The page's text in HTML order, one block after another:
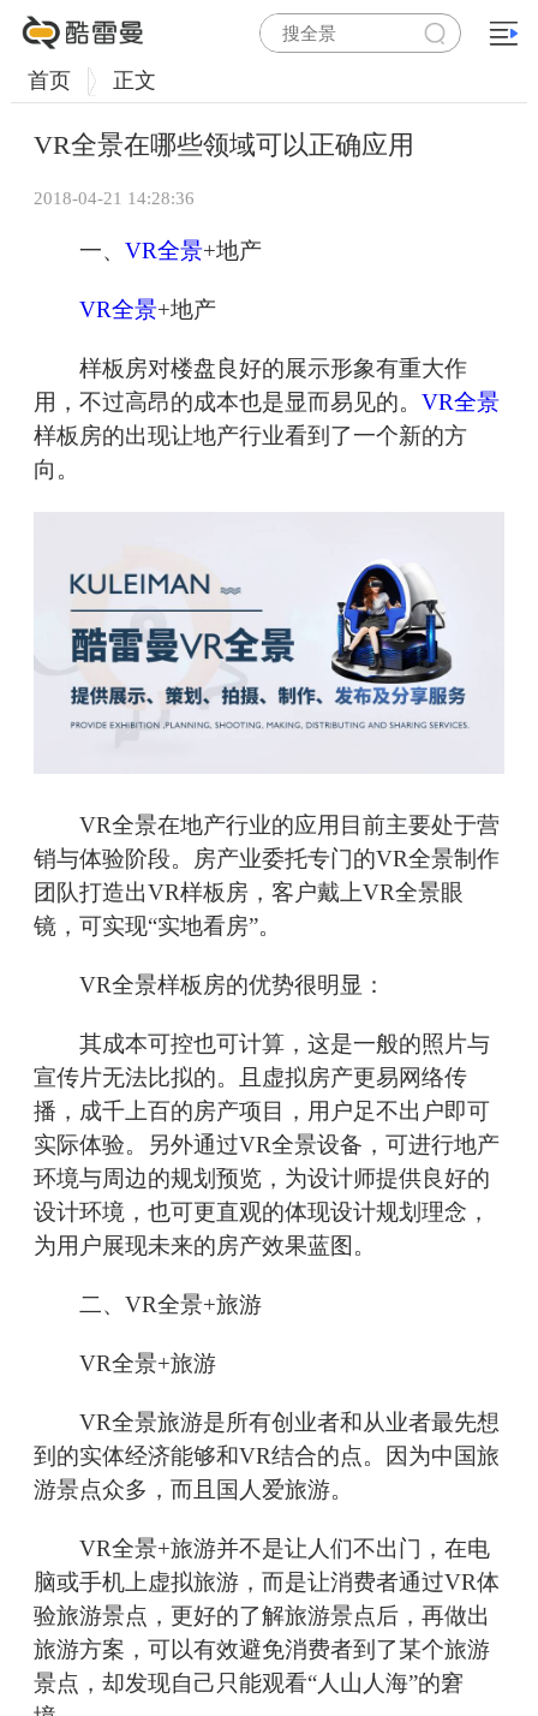
首页 正文
VR全景在哪些领域可以正确应用
2018-04-21 14:28:36
一、 VR全景+地产
VR全景+地产
样板房对楼盘良好的展示形象有重大作
用，不过高昂的成本也是显而易见的。 VR全景
样板房的出现让地产行业看到了一个新的方
向。
VR全景在地产行业的应用目前主要处于营
销与体验阶段。房产业委托专门的VR全景制作
团队打造出VR样板房，客户戴上VR全景眼
镜，可实现“实地看房”。
VR全景样板房的优势很明显：
其成本可控也可计算，这是一般的照片与
宣传片无法比拟的。且虚拟房产更易网络传
播，成千上百的房产项目，用户足不出户即可
实际体验。另外通过VR全景设备，可进行地产
环境与周边的规划预览，为设计师提供良好的
设计环境，也可更直观的体现设计规划理念，
为用户展现未来的房产效果蓝图。
二、VR全景+旅游
VR全景+旅游
VR全景旅游是所有创业者和从业者最先想
到的实体经济能够和VR结合的点。因为中国旅
游景点众多，而且国人爱旅游。
VR全景+旅游并不是让人们不出门，在电
脑或手机上虚拟旅游，而是让消费者通过VR体
验旅游景点，更好的了解旅游景点后，再做出
旅游方案，可以有效避免消费者到了某个旅游
景点，却发现自己只能观看“人山人海”的窘